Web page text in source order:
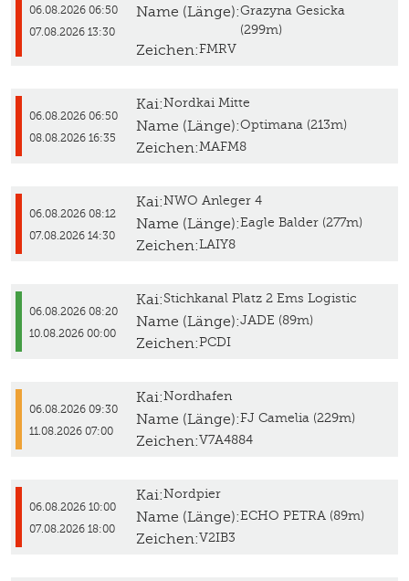
06.08.2026 06:50
07.08.2026 13:30
Name (Länge):Grazyna Gesicka
(299m)
Zeichen:FMRV
06.08.2026 06:50
08.08.2026 16:35
Kai:Nordkai Mitte
Name (Länge):Optimana (213m)
Zeichen:MAFM8
06.08.2026 08:12
07.08.2026 14:30
Kai:NWO Anleger 4
Name (Länge):Eagle Balder (277m)
Zeichen:LAIY8
06.08.2026 08:20
10.08.2026 00:00
Kai:Stichkanal Platz 2 Ems Logistic
Name (Länge):JADE (89m)
Zeichen:PCDI
06.08.2026 09:30
11.08.2026 07:00
Kai:Nordhafen
Name (Länge):FJ Camelia (229m)
Zeichen:V7A4884
06.08.2026 10:00
07.08.2026 18:00
Kai:Nordpier
Name (Länge):ECHO PETRA (89m)
Zeichen:V2IB3